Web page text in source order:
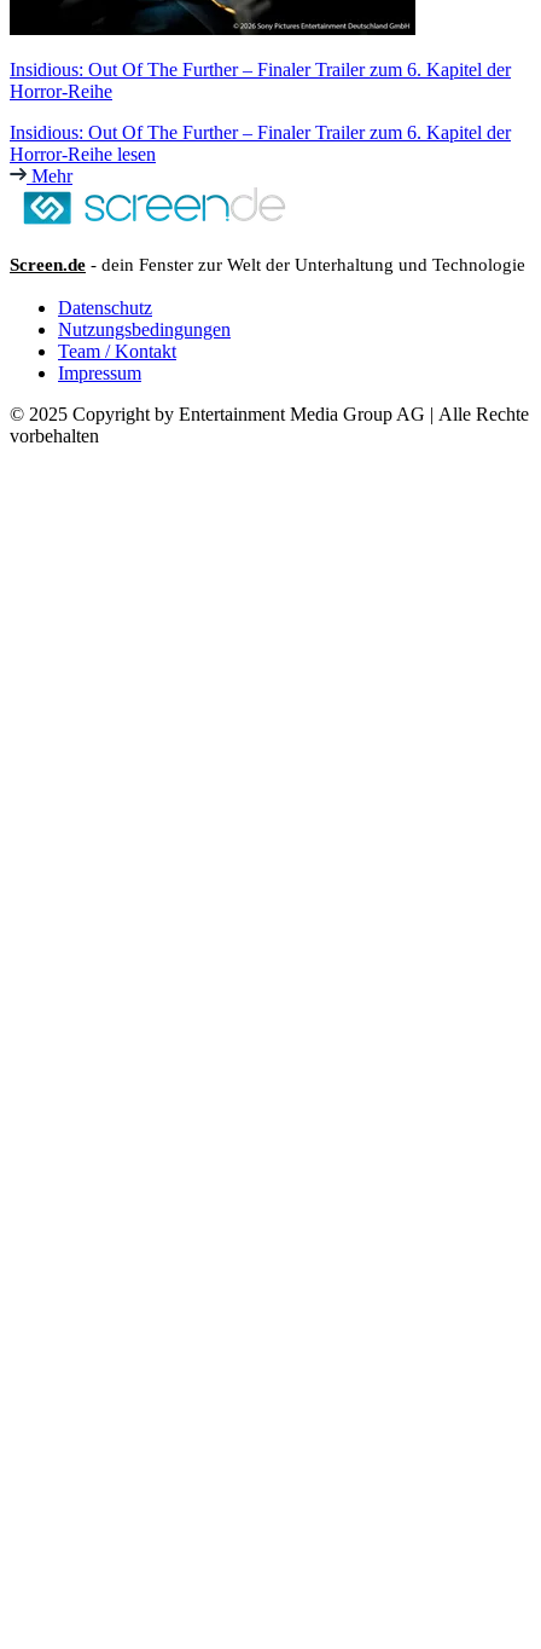
Insidious: Out Of The Further – Finaler Trailer zum 6. Kapitel der
Horror-Reihe
Insidious: Out Of The Further – Finaler Trailer zum 6. Kapitel der
Horror-Reihe lesen
Mehr
Screen.de - dein Fenster zur Welt der Unterhaltung und Technologie
Datenschutz
Nutzungsbedingungen
Team / Kontakt
Impressum
© 2025 Copyright by Entertainment Media Group AG | Alle Rechte
vorbehalten